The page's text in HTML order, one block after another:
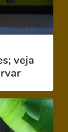
veja